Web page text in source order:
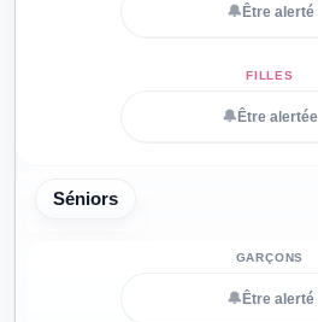
🔔 Être alerté
🔔 Être alertée
Séniors
🔔 Être alerté